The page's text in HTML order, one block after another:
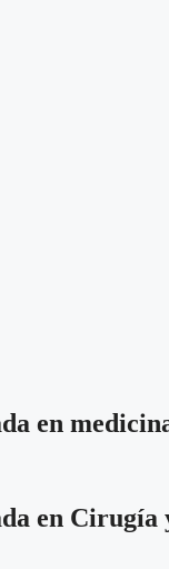
en
en Cirugía